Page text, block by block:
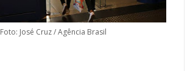
Foto: José Cruz / Agência Brasil